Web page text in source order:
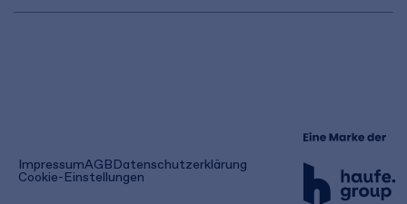
ImpressumAGB(öffnet
in
einem
Datenschutzerklärung
Cookie-Einstellungen